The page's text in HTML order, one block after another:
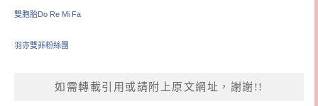
雙胞胎Do Re Mi Fa
羽亦雙菲粉絲團
如需轉載引用或請附上原文網址，謝謝!!